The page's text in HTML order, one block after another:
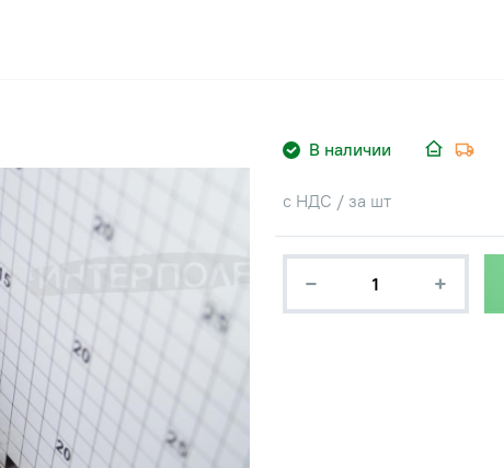
В наличии
с НДС / за шт
− +